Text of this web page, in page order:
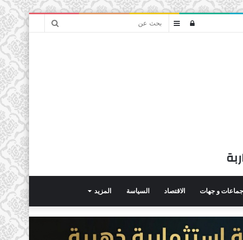
بحث
عمودتسجيل
جماعات و جهات الاقتصاد السياسة المزيد